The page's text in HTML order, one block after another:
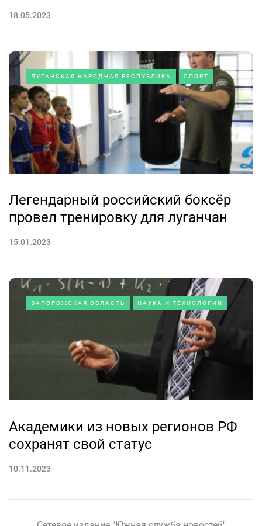
18.05.2023
ЛУГАНСКАЯ НАРОДНАЯ РЕСПУБЛИКА СПОРТ
Легендарный российский боксёр
провел тренировку для луганчан
15.01.2023
ЗАПОРОЖСКАЯ ОБЛАСТЬ НАУКА И ТЕХНОЛОГИИ
Академики из новых регионов РФ
сохранят свой статус
10.11.2023